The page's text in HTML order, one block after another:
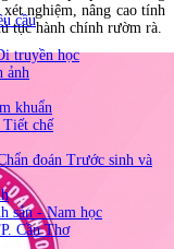
cầu
truyền học
ảnh
khuẩn
chế
đoán Trước sinh và
sản - Nam học
Cần Thơ
nghiệm, nâng cao tính
tục hành chính rườm rà.